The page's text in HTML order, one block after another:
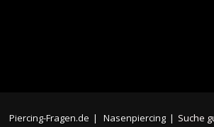
Piercing-Fragen.de | Nasenpiercing | Suche